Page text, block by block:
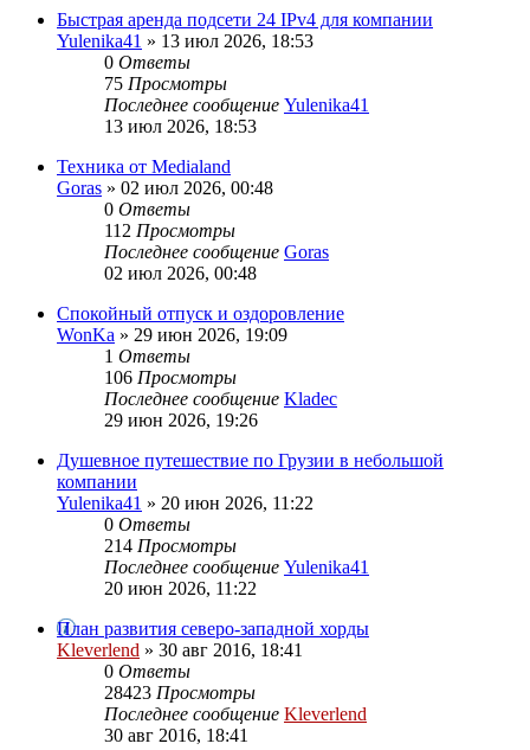
Быстрая аренда подсети 24 IPv4 для компании
Yulenika41 » 13 июл 2026, 18:53
0 Ответы
75 Просмотры
Последнее сообщение Yulenika41
13 июл 2026, 18:53
Техника от Medialand
Goras » 02 июл 2026, 00:48
0 Ответы
112 Просмотры
Последнее сообщение Goras
02 июл 2026, 00:48
Спокойный отпуск и оздоровление
WonKa » 29 июн 2026, 19:09
1 Ответы
106 Просмотры
Последнее сообщение Kladec
29 июн 2026, 19:26
Душевное путешествие по Грузии в небольшой
компании
Yulenika41 » 20 июн 2026, 11:22
0 Ответы
214 Просмотры
Последнее сообщение Yulenika41
20 июн 2026, 11:22
План развития северо-западной хорды
Kleverlend » 30 авг 2016, 18:41
0 Ответы
28423 Просмотры
Последнее сообщение Kleverlend
30 авг 2016, 18:41